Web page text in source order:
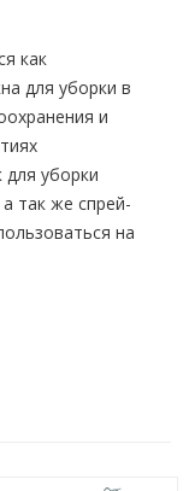
как
для уборки в
и
уборки
так же спрей-
на